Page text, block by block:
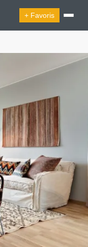
+ Favoris
Noël
Et Design
Publi Reportage
D'hôtes
La Déco
Style
Renovation